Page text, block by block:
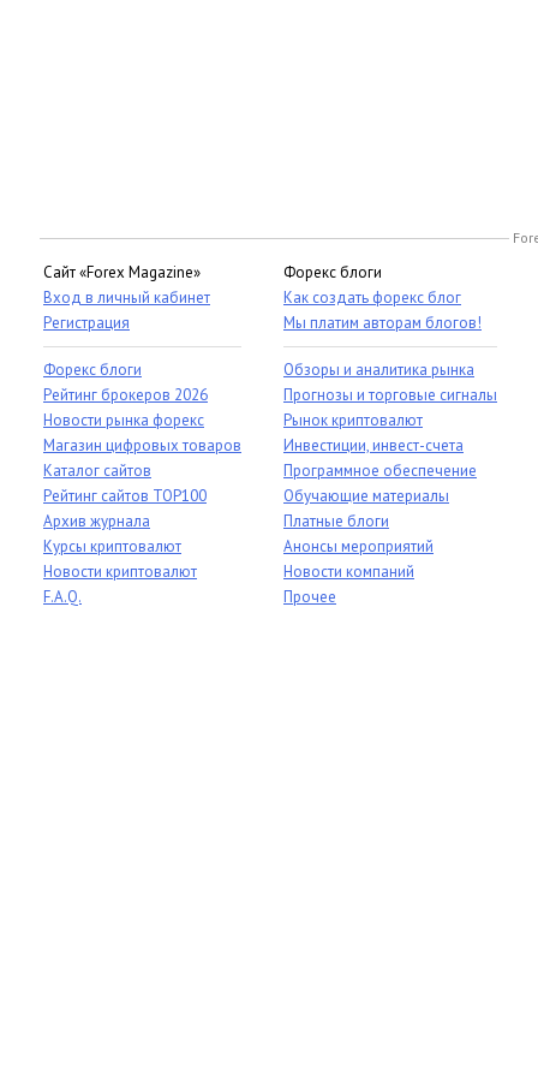
Сайт «Forex Magazine»
Вход в личный кабинет
Регистрация
Форекс блоги
Рейтинг брокеров 2026
Новости рынка форекс
Магазин цифровых товаров
Каталог сайтов
Рейтинг сайтов TOP100
Архив журнала
Курсы криптовалют
Новости криптовалют
F.A.Q.
Форекс блоги
Как создать форекс блог
Мы платим авторам блогов!
Обзоры и аналитика рынка
Прогнозы и торговые сигналы
Рынок криптовалют
Инвестиции, инвест-счета
Программное обеспечение
Обучающие материалы
Платные блоги
Анонсы мероприятий
Новости компаний
Прочее